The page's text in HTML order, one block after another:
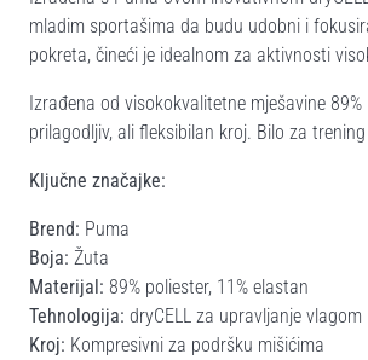
mladim sportašima da budu udobni i
pokreta, čineći je idealnom za aktivnosti
Izrađena od visokokvalitetne mješavine
prilagodljiv, ali fleksibilan kroj. Bilo za
Ključne značajke:
Brend: Puma
Boja: Žuta
Materijal: 89% poliester, 11% elastan
Tehnologija: dryCELL za upravljanje vlagom
Kroj: Kompresivni za podršku mišićima